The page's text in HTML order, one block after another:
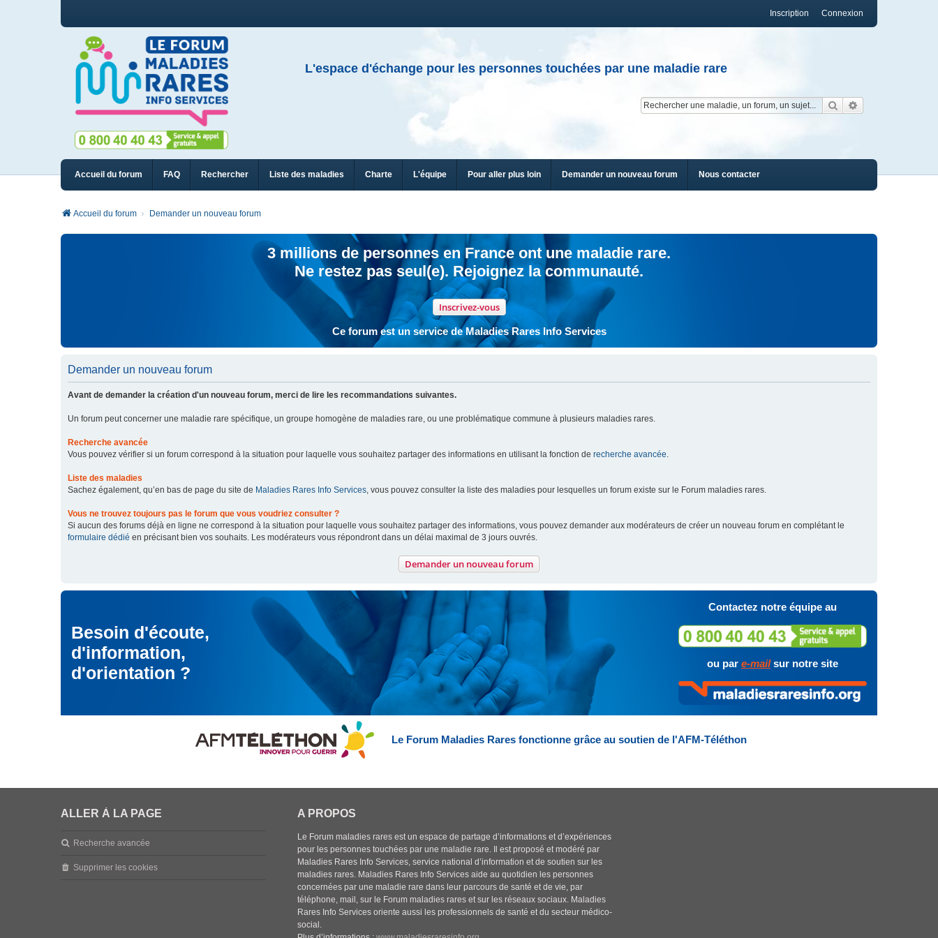
Connexion
Inscription
L'espace d'échange pour les personnes touchées par une maladie rare
Rechercher
Accueil du forum FAQ Rechercher Liste des maladies Charte L'équipe Pour aller plus loin Demander un nouveau forum Nous contacter
Accueil du forum Demander un nouveau forum
3 millions de personnes en France ont une maladie rare.
Ne restez pas seul(e). Rejoignez la communauté.
Inscrivez-vous
Ce forum est un service de Maladies Rares Info Services
Demander un nouveau forum
Avant de demander la création d'un nouveau forum, merci de lire les recommandations suivantes.
Un forum peut concerner une maladie rare spécifique, un groupe homogène de maladies rare, ou une problématique commune à plusieurs maladies rares.
Recherche avancée
Vous pouvez vérifier si un forum correspond à la situation pour laquelle vous souhaitez partager des informations en utilisant la fonction de recherche avancée.
Liste des maladies
Sachez également, qu’en bas de page du site de Maladies Rares Info Services, vous pouvez consulter la liste des maladies pour lesquelles un forum existe sur le Forum maladies rares.
Vous ne trouvez toujours pas le forum que vous voudriez consulter ?
Si aucun des forums déjà en ligne ne correspond à la situation pour laquelle vous souhaitez partager des informations, vous pouvez demander aux modérateurs de créer un nouveau forum en complétant le
formulaire dédié en précisant bien vos souhaits. Les modérateurs vous répondront dans un délai maximal de 3 jours ouvrés.
Demander un nouveau forum
Besoin d'écoute,
d'information,
d'orientation ?
Contactez notre équipe au
ou par e-mailsur notre site
Le Forum Maladies Rares fonctionne grâce au soutien de l'AFM-Téléthon
ALLER À LA PAGE
Recherche avancée
Supprimer les cookies
A PROPOS
Le Forum maladies rares est un espace de partage d’informations et d’expériences
pour les personnes touchées par une maladie rare. Il est proposé et modéré par
Maladies Rares Info Services, service national d’information et de soutien sur les
maladies rares. Maladies Rares Info Services aide au quotidien les personnes
concernées par une maladie rare dans leur parcours de santé et de vie, par
téléphone, mail, sur le Forum maladies rares et sur les réseaux sociaux. Maladies
Rares Info Services oriente aussi les professionnels de santé et du secteur médico-
social.